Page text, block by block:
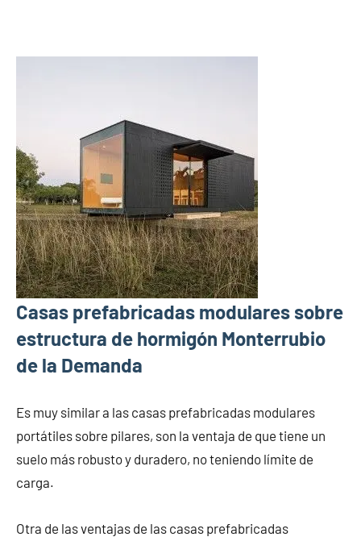
Casas prefabricadas modulares sobre
estructura de hormigón Monterrubio
de la Demanda
Es muy similar a las casas prefabricadas modulares
portátiles sobre pilares, son la ventaja de que tiene un
suelo más robusto y duradero, no teniendo límite de
carga.
Otra de las ventajas de las casas prefabricadas